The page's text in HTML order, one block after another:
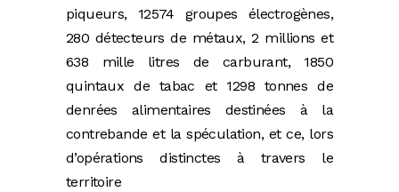
piqueurs, 12574 groupes électrogènes,
280 détecteurs de métaux, 2 millions et
638 mille litres de carburant, 1850
quintaux de tabac et 1298 tonnes de
denrées alimentaires destinées à la
contrebande et la spéculation, et ce, lors
d’opérations distinctes à travers le
territoire